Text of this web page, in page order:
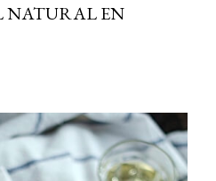
NATURAL EN